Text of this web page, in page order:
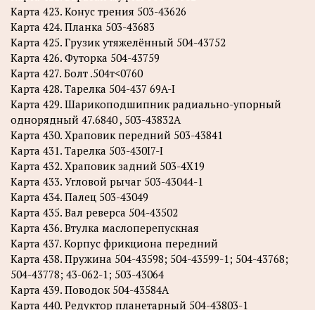
Карта 423. Конус трения 503-43626
Карта 424. Планка 503-43683
Карта 425. Грузик утяжелённый 504-43752
Карта 426. Футорка 504-43759
Карта 427. Болт .504т<0760
Карта 428. Тарелка 504-437 69A-I
Карта 429. Шарикоподшипник радиально-упорный
однорядный 47.6840 , 503-43832А
Карта 430. Храповик передний 503-43841
Карта 431. Тарелка 503-430I7-I
Карта 432. Храповик задний 503-4X19
Карта 433. Угловой рычаг 503-43044-1
Карта 434. Палец 503-43049
Карта 435. Вал реверса 504-43502
Карта 436. Втулка маслоперепускная
Карта 437. Корпус фрикциона передний
Карта 438. Пружина 504-43598; 504-43599-1; 504-43768;
504-43778; 43-062-1; 503-43064
Карта 439. Поводок 504-43584А
Карта 440. Редуктор планетарный 504-43803-1